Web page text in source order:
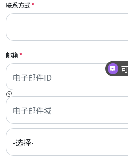
联系方式
使用地区
邮箱
@